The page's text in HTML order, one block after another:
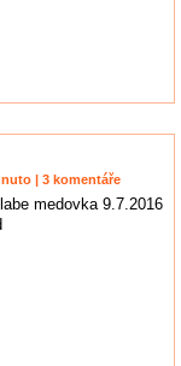
| 3 komentáře
medovka 9.7.2016